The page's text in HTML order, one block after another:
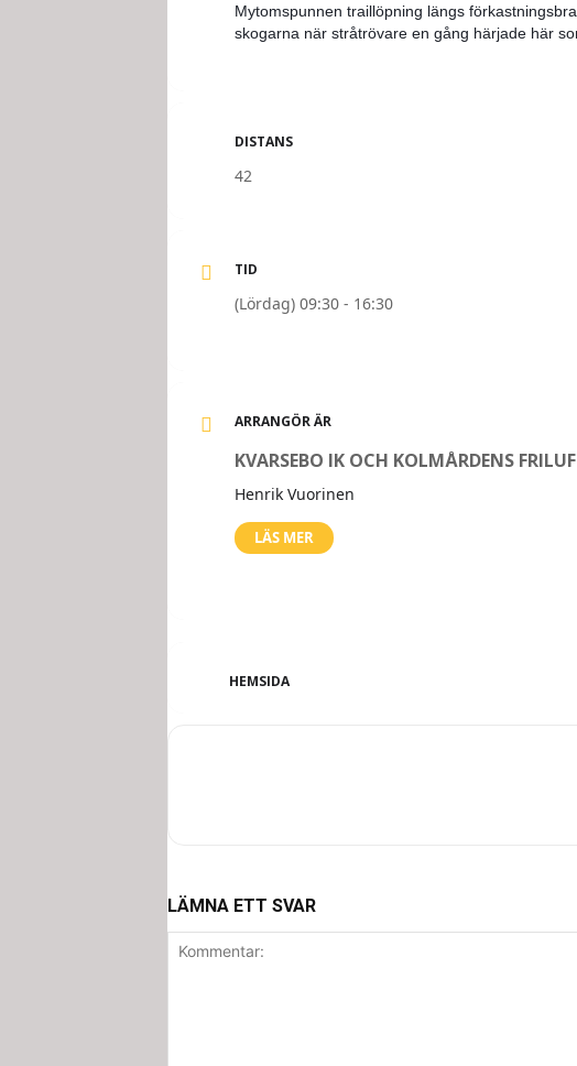
Mytomspunnen traillöpning längs
skogarna när stråtrövare en gång härjade här
DISTANS
42
TID
(Lördag) 09:30 - 16:30
ARRANGÖR ÄR
KVARSEBO IK OCH KOLMÅRDENS
Henrik Vuorinen
LÄS MER
HEMSIDA
LÄMNA ETT SVAR